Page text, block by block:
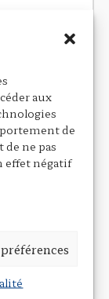
aux
de
ne pas
effet négatif